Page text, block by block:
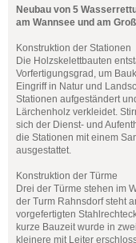
Neubau von 5
am Wannsee und am
Konstruktion der Stationen
Die Holzskelettbauten
Vorfertigungsgrad, um
Eingriff in Natur und
Stationen aufgeständert
Lärchenholz verkleidet.
sich der Dienst- und
die Stationen mit einem
ausgestattet.
Konstruktion der Türme
Drei der Türme stehen im
der Turm Rahnsdorf steht
vorgefertigten
kurze Bauzeit wurde in
kleinere mit Leiter